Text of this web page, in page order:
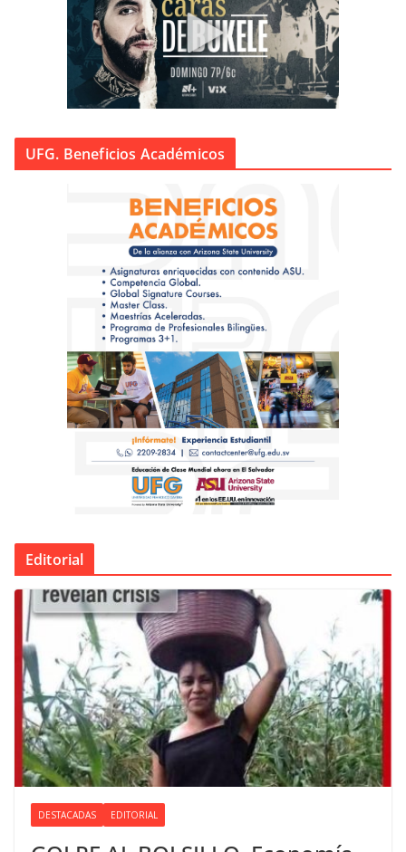
UFG. Beneficios Académicos
Editorial
DESTACADAS EDITORIAL